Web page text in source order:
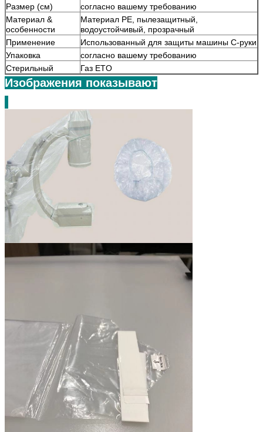
Размер (см)
согласно вашему требованию
Материал &
особенности
Материал PE, пылезащитный,
водоустойчивый, прозрачный
Применение
Использованный для защиты машины C-руки
Упаковка
согласно вашему требованию
Стерильный
Газ ETO
Изображения показывают